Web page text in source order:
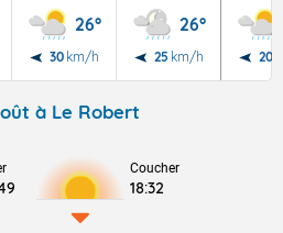
26°
30 km/h
26°
25 km/h 20
à Le Robert
Coucher
18:32